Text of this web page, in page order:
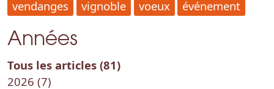
vendanges
vignoble voeux événement
Années
Tous les articles (81)
2026 (7)